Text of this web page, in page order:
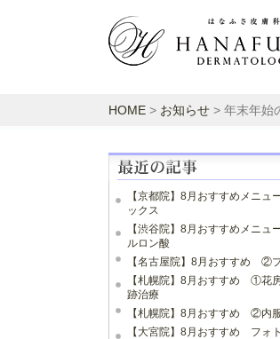
HOME > お知らせ > 年末年始
【京都院】8月おすすめメニ
ックス
【渋谷院】8月おすすめメニ
ルロン酸
【名古屋院】8月おすすめ ②
【札幌院】8月おすすめ ①花
跡治療
【札幌院】8月おすすめ ②内
【大宮院】8月おすすめ フォ